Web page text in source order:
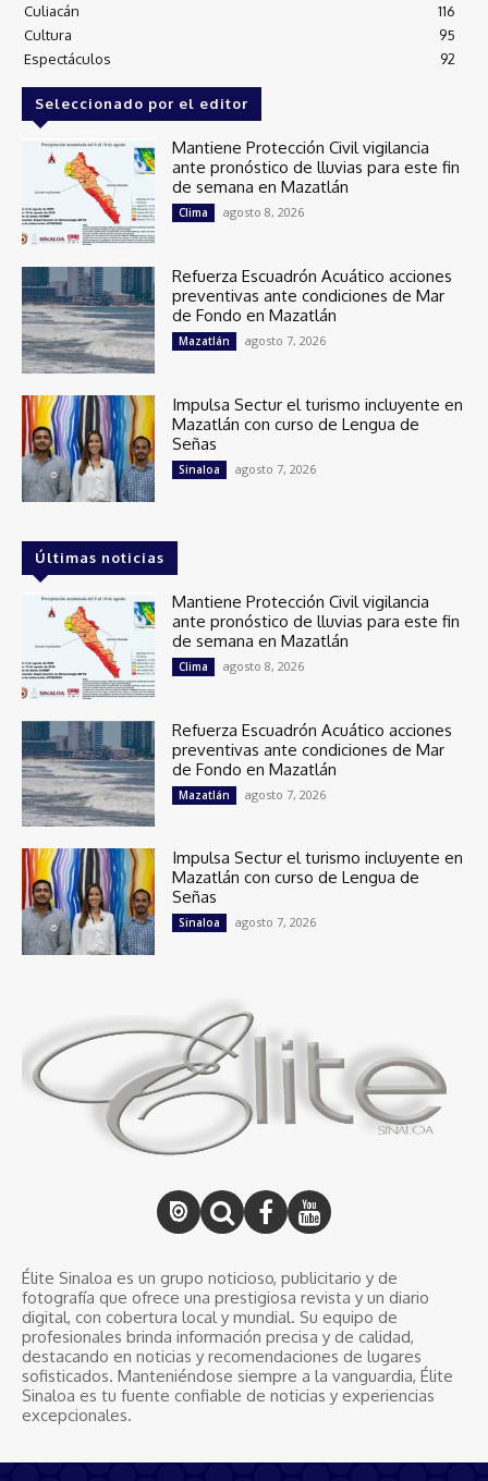
Culiacán
116
Cultura
95
Espectáculos
92
Seleccionado por el editor
Mantiene Protección Civil vigilancia
ante pronóstico de lluvias para este fin
de semana en Mazatlán
Clima agosto 8, 2026
Refuerza Escuadrón Acuático acciones
preventivas ante condiciones de Mar
de Fondo en Mazatlán
Mazatlán agosto 7, 2026
Impulsa Sectur el turismo incluyente en
Mazatlán con curso de Lengua de
Señas
Sinaloa agosto 7, 2026
Últimas noticias
Mantiene Protección Civil vigilancia
ante pronóstico de lluvias para este fin
de semana en Mazatlán
Clima agosto 8, 2026
Refuerza Escuadrón Acuático acciones
preventivas ante condiciones de Mar
de Fondo en Mazatlán
Mazatlán agosto 7, 2026
Impulsa Sectur el turismo incluyente en
Mazatlán con curso de Lengua de
Señas
Sinaloa agosto 7, 2026
Élite Sinaloa es un grupo noticioso, publicitario y de
fotografía que ofrece una prestigiosa revista y un diario
digital, con cobertura local y mundial. Su equipo de
profesionales brinda información precisa y de calidad,
destacando en noticias y recomendaciones de lugares
sofisticados. Manteniéndose siempre a la vanguardia, Élite
Sinaloa es tu fuente confiable de noticias y experiencias
excepcionales.